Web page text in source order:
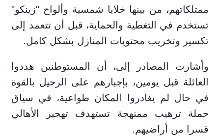
ممتلكاتهم، من بينها خلايا شمسية وألواح "زينكو"
تستخدم في التغطية والحماية، قبل أن تتعمد إلى
تكسير وتخريب محتويات المنازل بشكل كامل.
وأشارت المصادر إلى، أن المستوطنين هددوا
العائلة قبل يومين، بإجبارهم على الرحيل بالقوة
في حال لم يغادروا المكان طواعية، في سياق
حملة ترهيب ممنهجة تستهدف تهجير الأهالي
قسرا من أراضيهم.